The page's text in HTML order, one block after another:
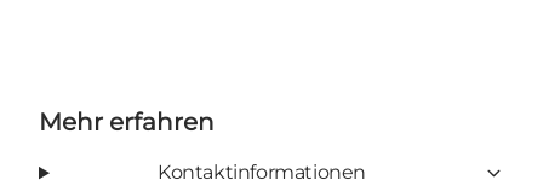
Mehr erfahren
Kontaktinformationen